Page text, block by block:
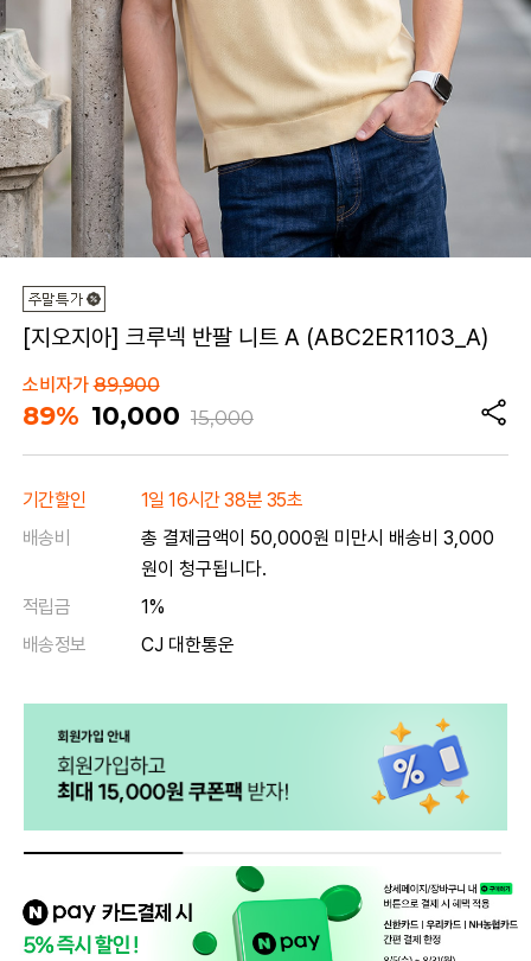
[지오지아] 크루넥 반팔 니트 A (ABC2ER1103_A)
소비자가89,900
89% 10,000 15,000
기간할인
1일 16시간 38분 35초
배송비
총 결제금액이 50,000원 미만시 배송비 3,000
원이 청구됩니다.
적립금
1%
배송정보
CJ 대한통운